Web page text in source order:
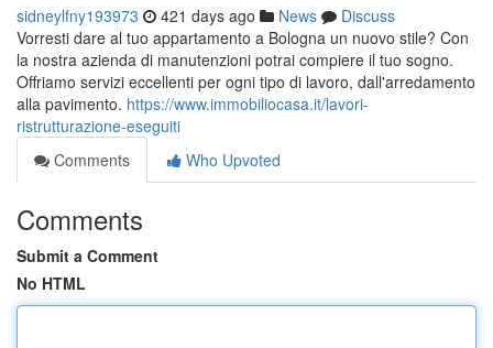
sidneylfny193973 421 days ago News
Discuss
Vorresti dare al tuo appartamento a Bologna un nuovo stile? Con
la nostra azienda di manutenzioni potrai compiere il tuo sogno.
Offriamo servizi eccellenti per ogni tipo di lavoro, dall'arredamento
alla pavimento. https://www.immobiliocasa.it/lavori-
ristrutturazione-eseguiti
Comments
Who Upvoted
Comments
Submit a Comment
No HTML